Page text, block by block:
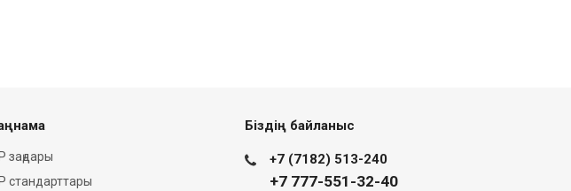
заңдары
стандарттары
Біздің байланыс
+7 (7182) 513-240
+7 777-551-32-40